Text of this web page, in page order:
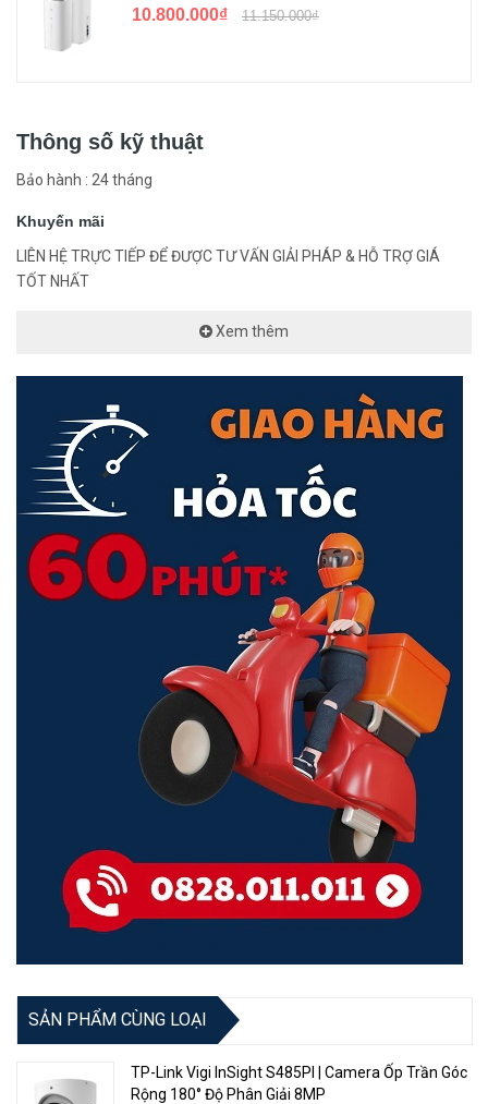
Nguồn điện: 12VDC hoặc PoE (802.3af).
Nhiệt độ hoạt động: -30ºC ~ +60ºC
10.800.000₫ 11.150.000₫
Thông số kỹ thuật
Bảo hành : 24 tháng
Khuyến mãi
LIÊN HỆ TRỰC TIẾP ĐỂ ĐƯỢC TƯ VẤN GIẢI PHÁP & HỖ TRỢ GIÁ
TỐT NHẤT
Xem thêm
SẢN PHẨM CÙNG LOẠI
TP-Link Vigi InSight S485PI | Camera Ốp Trần Góc
Rộng 180° Độ Phân Giải 8MP